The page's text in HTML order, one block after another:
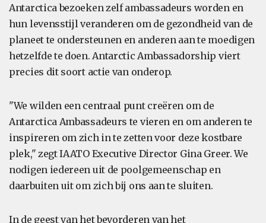
Antarctica bezoeken zelf ambassadeurs worden en
hun levensstijl veranderen om de gezondheid van de
planeet te ondersteunen en anderen aan te moedigen
hetzelfde te doen. Antarctic Ambassadorship viert
precies dit soort actie van onderop.
"We wilden een centraal punt creëren om de
Antarctica Ambassadeurs te vieren en om anderen te
inspireren om zich in te zetten voor deze kostbare
plek," zegt IAATO Executive Director Gina Greer. We
nodigen iedereen uit de poolgemeenschap en
daarbuiten uit om zich bij ons aan te sluiten.
In de geest van het bevorderen van het